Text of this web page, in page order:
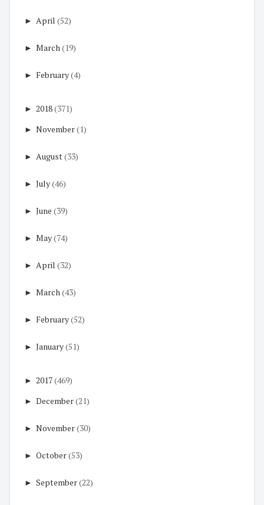
► April (52)
► March(19)
► February(4)
► 2018(371)
► November(1)
► August(33)
► July(46)
► June (39)
► May(74)
► April (32)
► March(43)
► February(52)
► January(51)
► 2017(469)
► December(21)
► November(30)
► October(53)
► September(22)